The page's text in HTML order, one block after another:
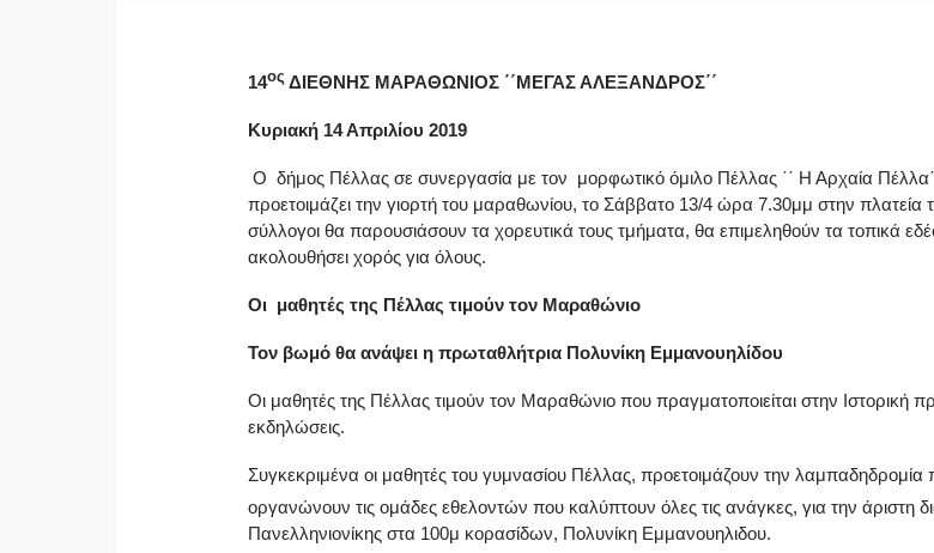
14ος ΔΙΕΘΝΗΣ ΜΑΡΑΘΩΝΙΟΣ ΄΄ΜΕΓΑΣ ΑΛΕΞΑΝΔΡΟΣ΄΄
Κυριακή 14 Απριλίου 2019
Ο δήμος Πέλλας σε συνεργασία με τον μορφωτικό όμιλο Πέλλας ΄΄ Η Αρχαία
προετοιμάζει την γιορτή του μαραθωνίου, το Σάββατο 13/4 ώρα 7.30μμ στην
σύλλογοι θα παρουσιάσουν τα χορευτικά τους τμήματα, θα επιμεληθούν τα τοπικά
ακολουθήσει χορός για όλους.
Οι μαθητές της Πέλλας τιμούν τον Μαραθώνιο
Τον βωμό θα ανάψει η πρωταθλήτρια Πολυνίκη Εμμανουηλίδου
Oι μαθητές της Πέλλας τιμούν τον Μαραθώνιο που πραγματοποιείται στην Ιστορική
εκδηλώσεις.
Συγκεκριμένα οι μαθητές του γυμνασίου Πέλλας, προετοιμάζουν την
οργανώνουν τις ομάδες εθελοντών που καλύπτουν όλες τις ανάγκες, για την
Πανελληνιονίκης στα 100μ κορασίδων, Πολυνίκη Εμμανουηλιδου.